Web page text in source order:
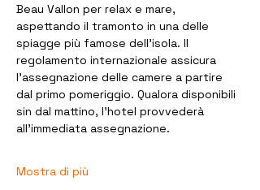
Beau Vallon per relax e mare,
aspettando il tramonto in una delle
spiagge più famose dell’isola. Il
regolamento internazionale assicura
l’assegnazione delle camere a partire
dal primo pomeriggio. Qualora disponibili
sin dal mattino, l’hotel provvederà
all’immediata assegnazione.
Mostra di più